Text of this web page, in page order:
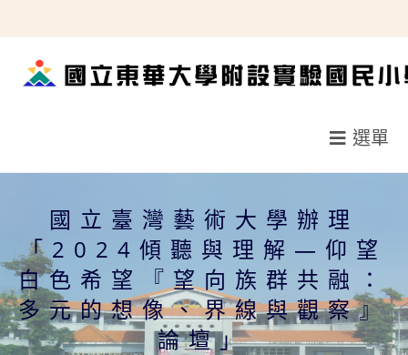
轉
選單
國立臺灣藝術大學辦理
「2024傾聽與理解—仰望
白色希望『望向族群共融：
多元的想像、界線與觀察』
論壇」